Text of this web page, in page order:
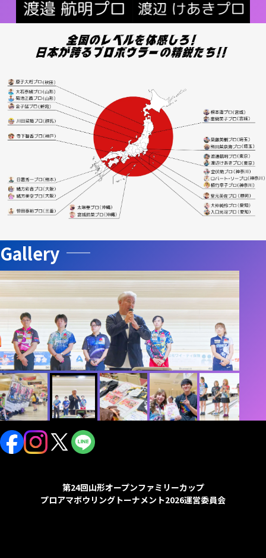
Gallery
第24回山形オープンファミリーカップ
プロアマボウリングトーナメント2026運営委員会